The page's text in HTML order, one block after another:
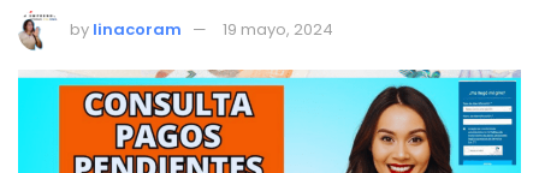
by linacoram 19 mayo, 2024